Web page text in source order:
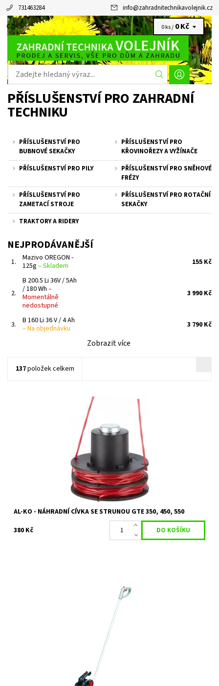
731463284 info@zahradnitechnikavolejnik.cz
CZK 0 ks / 0 Kč
PŘÍSLUŠENSTVÍ PRO ZAHRADNÍ
TECHNIKU
PŘÍSLUŠENSTVÍ PRO
BUBNOVÉ SEKAČKY
PŘÍSLUŠENSTVÍ PRO
KŘOVINOŘEZY A VYŽÍNAČE
PŘÍSLUŠENSTVÍ PRO PILY
PŘÍSLUŠENSTVÍ PRO SNĚHOVÉ
FRÉZY
PŘÍSLUŠENSTVÍ PRO
ZAMETACÍ STROJE
PŘÍSLUŠENSTVÍ PRO ROTAČNÍ
SEKAČKY
TRAKTORY A RIDERY
NEJPRODÁVANĚJŠÍ
1.
Mazivo OREGON -
125g –Skladem 155 Kč
2.
B 200.5 Li 36V / 5Ah
/ 180 Wh –
Momentálně
nedostupné
3 990 Kč
3.
B 160 Li 36 V / 4 Ah
–Na objednávku 3 790 Kč
Zobrazit více
137položek celkem
Náhradní cívka se strunou GTE 350, 450, 550 2ks
Skladem 2 ks
2 roky
AL-KO - NÁHRADNÍ CÍVKA SE STRUNOU GTE 350, 450, 550
380 Kč
Teleskopická násada pro AL-KO GS 7.2 Li